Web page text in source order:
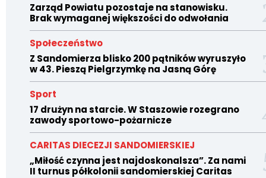
Zarząd Powiatu pozostaje na stanowisku.
Brak wymaganej większości do odwołania
Społeczeństwo
Z Sandomierza blisko 200 pątników wyruszyło
w 43. Pieszą Pielgrzymkę na Jasną Górę
Sport
17 drużyn na starcie. W Staszowie rozegrano
zawody sportowo-pożarnicze
CARITAS DIECEZJI SANDOMIERSKIEJ
„Miłość czynna jest najdoskonalsza”. Za nami
II turnus półkolonii sandomierskiej Caritas